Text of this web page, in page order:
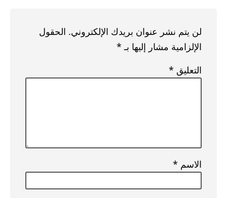
لن يتم نشر عنوان بريدك الإلكتروني. الحقول
الإلزامية مشار إليها بـ *
التعليق *
الاسم *